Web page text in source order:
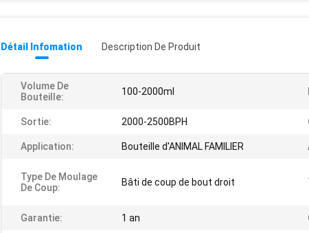
Détail Infomation Description De Produit
Volume De
Bouteille:
100-2000ml
Sortie: 2000-2500BPH
Application: Bouteille d'ANIMAL FAMILIER
Type De Moulage
De Coup:
Bâti de coup de bout droit
Garantie: 1 an